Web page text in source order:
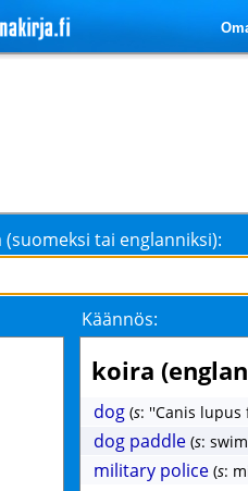
tai englanniksi):
Käännös:
koira
dog (s: ''Canis
dog paddle (s:
military police (s: